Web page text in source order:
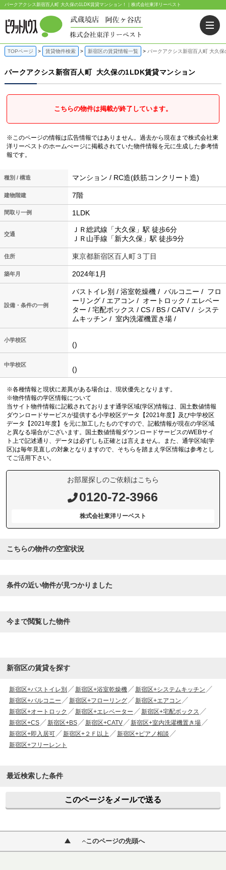
パークアクシス新宿百人町 大久保の1LDK賃貸マンション！｜株式会社東洋リーベスト
TOPページ 賃貸物件検索 新宿区の賃貸情報一覧 パークアクシス新宿百人町 大久
パークアクシス新宿百人町 大久保の1LDK賃貸マンション
こちらの物件は掲載が終了しています。
※このページの情報は広告情報ではありません。過去から現在まで株式会社東
洋リーベストのホームぺージに掲載されていた物件情報を元に生成した参考情
報です。
種別 / 構造 マンション / RC造(鉄筋コンクリート造)
建物階建 7階
間取り一例 1LDK
交通
ＪＲ総武線「大久保」駅 徒歩6分
ＪＲ山手線「新大久保」駅 徒歩9分
住所 東京都新宿区百人町３丁目
築年月 2024年1月
設備・条件の一例
バストイレ別 / 浴室乾燥機 / バルコニー / フロ
ーリング / エアコン / オートロック / エレベー
ター / 宅配ボックス / CS / BS / CATV / システ
ムキッチン / 室内洗濯機置き場 /
小学校区
()
中学校区
()
※各種情報と現状に差異がある場合は、現状優先となります。
※物件情報の学区情報について
当サイト物件情報に記載されております通学区域(学区)情報は、国土数値情報
ダウンロードサービスが提供する小学校区データ【2021年度】及び中学校区
データ【2021年度】を元に加工したものですので、記載情報が現在の学区域
と異なる場合がございます。国土数値情報ダウンロードサービスのWEBサイ
ト上で記述通り、データは必ずしも正確とは言えません。また、通学区域(学
区)は毎年見直しの対象となりますので、そちらを踏まえ学区情報は参考とし
てご活用下さい。
お部屋探しのご依頼はこちら
0120-72-3966
株式会社東洋リーベスト
こちらの物件の空室状況
条件の近い物件が見つかりました
今まで閲覧した物件
新宿区の賃貸を探す
新宿区+バストイレ別 新宿区+浴室乾燥機
新宿区+システムキッチン
新宿区+バルコニー
新宿区+フローリング
新宿区+エアコン
新宿区+オートロック
新宿区+エレベーター
新宿区+宅配ボックス
新宿区+CS
新宿区+BS 新宿区+CATV
新宿区+室内洗濯機置き場
新宿区+即入居可
新宿区+２Ｆ以上
新宿区+ピアノ相談
新宿区+フリーレント
最近検索した条件
このページをメールで送る
このページの先頭へ